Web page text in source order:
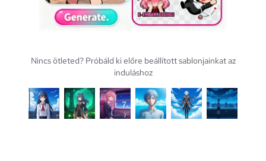
Nincs ötleted? Próbáld ki előre beállított sablonjainkat az
induláshoz